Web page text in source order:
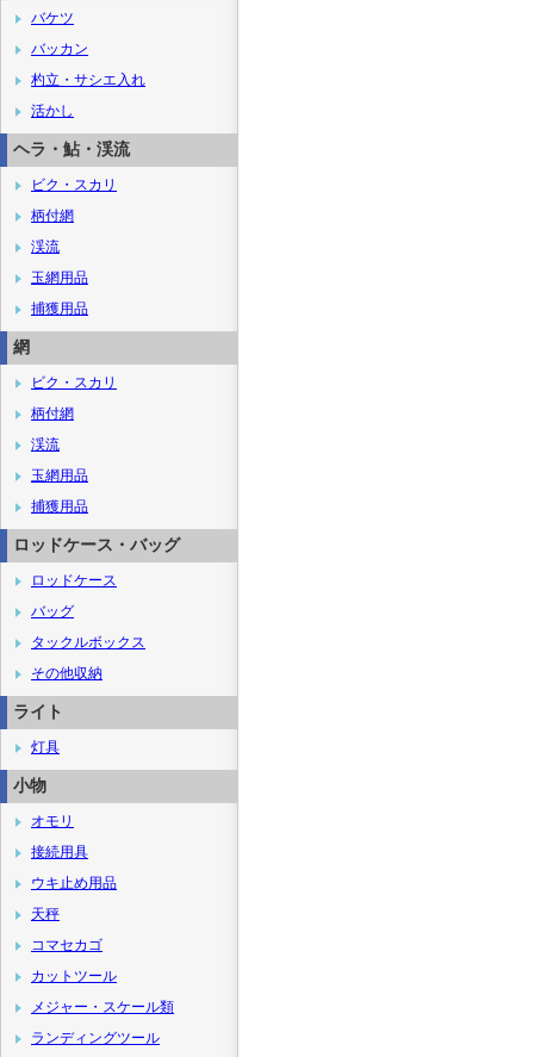
バケツ
バッカン
杓立・サシエ入れ
活かし
ヘラ・鮎・渓流
ビク・スカリ
柄付網
渓流
玉網用品
捕獲用品
網
ビク・スカリ
柄付網
渓流
玉網用品
捕獲用品
ロッドケース・バッグ
ロッドケース
バッグ
タックルボックス
その他収納
ライト
灯具
小物
オモリ
接続用具
ウキ止め用品
天秤
コマセカゴ
カットツール
メジャー・スケール類
ランディングツール